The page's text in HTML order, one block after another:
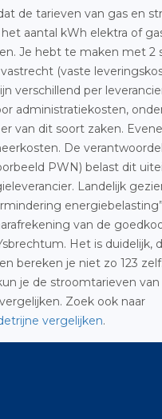
de tarieven van gas en
aantal kWh elektra of
Je hebt te maken met 2
(vaste
verschillend per
administratiekosten,
van dit soort zaken.
De
PWN) belast dit
Landelijk
van de
Het is duidelijk,
bereken je niet zo 123
je de stroomtarieven
Zoek ook naar
vergelijken.